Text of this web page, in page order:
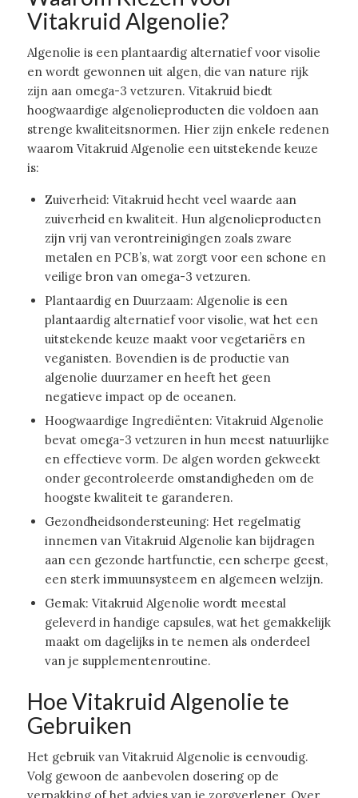
Vitakruid Algenolie?
Algenolie is een plantaardig alternatief voor visolie
en wordt gewonnen uit algen, die van nature rijk
zijn aan omega-3 vetzuren. Vitakruid biedt
hoogwaardige algenolieproducten die voldoen aan
strenge kwaliteitsnormen. Hier zijn enkele redenen
waarom Vitakruid Algenolie een uitstekende keuze
is:
Zuiverheid: Vitakruid hecht veel waarde aan
zuiverheid en kwaliteit. Hun algenolieproducten
zijn vrij van verontreinigingen zoals zware
metalen en PCB’s, wat zorgt voor een schone en
veilige bron van omega-3 vetzuren.
Plantaardig en Duurzaam: Algenolie is een
plantaardig alternatief voor visolie, wat het een
uitstekende keuze maakt voor vegetariërs en
veganisten. Bovendien is de productie van
algenolie duurzamer en heeft het geen
negatieve impact op de oceanen.
Hoogwaardige Ingrediënten: Vitakruid Algenolie
bevat omega-3 vetzuren in hun meest natuurlijke
en effectieve vorm. De algen worden gekweekt
onder gecontroleerde omstandigheden om de
hoogste kwaliteit te garanderen.
Gezondheidsondersteuning: Het regelmatig
innemen van Vitakruid Algenolie kan bijdragen
aan een gezonde hartfunctie, een scherpe geest,
een sterk immuunsysteem en algemeen welzijn.
Gemak: Vitakruid Algenolie wordt meestal
geleverd in handige capsules, wat het gemakkelijk
maakt om dagelijks in te nemen als onderdeel
van je supplementenroutine.
Hoe Vitakruid Algenolie te
Gebruiken
Het gebruik van Vitakruid Algenolie is eenvoudig.
Volg gewoon de aanbevolen dosering op de
verpakking of het advies van je zorgverlener. Over